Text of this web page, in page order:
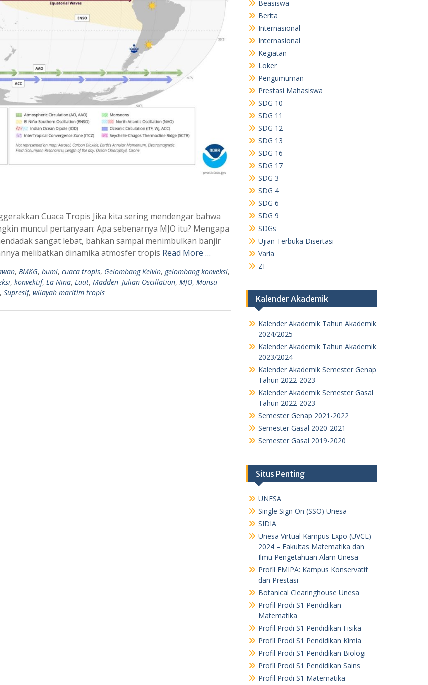
Cuaca Tropis Jika kita sering mendengar bahwa
muncul pertanyaan: Apa sebenarnya MJO itu? Mengapa
sangat lebat, bahkan sampai menimbulkan banjir
melibatkan dinamika atmosfer tropis Read More …
, BMKG, bumi, cuaca tropis, Gelombang Kelvin, gelombang konveksi,
, konvektif, La Niña, Laut, Madden–Julian Oscillation, MJO, Monsu
, Supresif, wilayah maritim tropis
Beasiswa
Berita
Internasional
Internasional
Kegiatan
Loker
Pengumuman
Prestasi Mahasiswa
SDG 10
SDG 11
SDG 12
SDG 13
SDG 16
SDG 17
SDG 3
SDG 4
SDG 6
SDG 9
SDGs
Ujian Terbuka Disertasi
Varia
ZI
Kalender Akademik
Kalender Akademik Tahun Akademik
2024/2025
Kalender Akademik Tahun Akademik
2023/2024
Kalender Akademik Semester Genap
Tahun 2022-2023
Kalender Akademik Semester Gasal
Tahun 2022-2023
Semester Genap 2021-2022
Semester Gasal 2020-2021
Semester Gasal 2019-2020
Situs Penting
UNESA
Single Sign On (SSO) Unesa
SIDIA
Unesa Virtual Kampus Expo (UVCE)
2024 – Fakultas Matematika dan
Ilmu Pengetahuan Alam Unesa
Profil FMIPA: Kampus Konservatif
dan Prestasi
Botanical Clearinghouse Unesa
Profil Prodi S1 Pendidikan
Matematika
Profil Prodi S1 Pendidikan Fisika
Profil Prodi S1 Pendidikan Kimia
Profil Prodi S1 Pendidikan Biologi
Profil Prodi S1 Pendidikan Sains
Profil Prodi S1 Matematika